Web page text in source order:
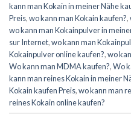
kann man Kokain in meiner Nähe
Preis,wo kann man Kokain kaufen?,
wo kann man Kokainpulver in
sur Internet,wo kann man
Kokainpulver online kaufen?,wo
Wo kann man MDMA kaufen?,Wo
kann man reines Kokain in meiner
Kokain kaufen Preis,wo kann man
reines Kokain online kaufen?